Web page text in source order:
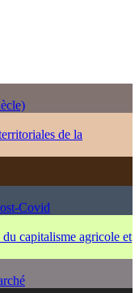
de la
Covid
capitalisme agricole et